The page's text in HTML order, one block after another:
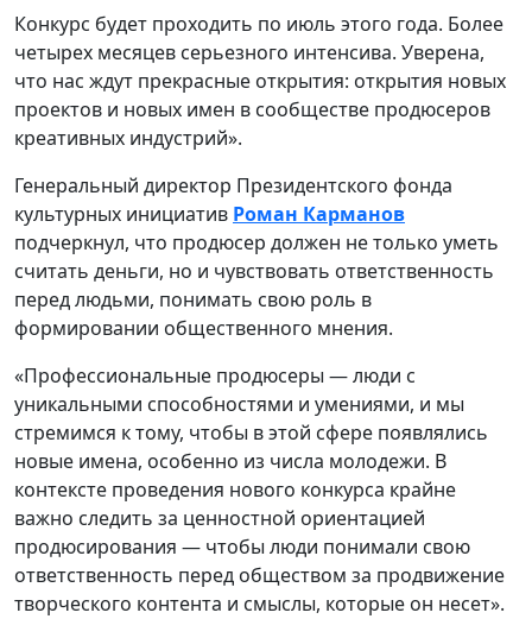
Конкурс будет проходить по июль этого года. Более
четырех месяцев серьезного интенсива. Уверена,
что нас ждут прекрасные открытия: открытия новых
проектов и новых имен в сообществе продюсеров
креативных индустрий».
Генеральный директор Президентского фонда
культурных инициатив Роман Карманов
подчеркнул, что продюсер должен не только уметь
считать деньги, но и чувствовать ответственность
перед людьми, понимать свою роль в
формировании общественного мнения.
«Профессиональные продюсеры — люди с
уникальными способностями и умениями, и мы
стремимся к тому, чтобы в этой сфере появлялись
новые имена, особенно из числа молодежи. В
контексте проведения нового конкурса крайне
важно следить за ценностной ориентацией
продюсирования — чтобы люди понимали свою
ответственность перед обществом за продвижение
творческого контента и смыслы, которые он несет».